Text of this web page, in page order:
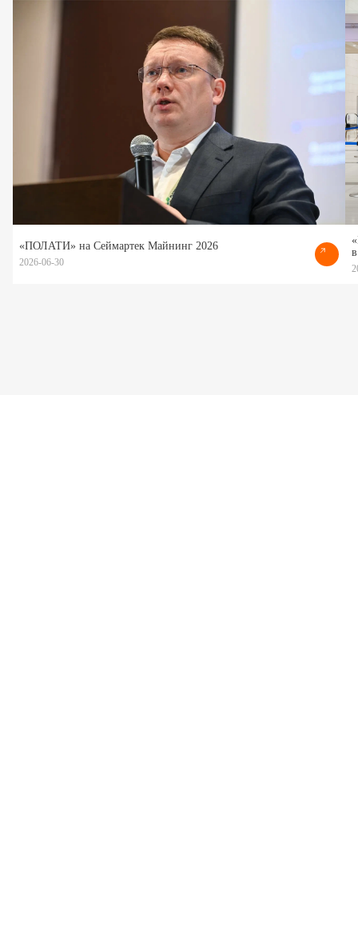
«ПОЛАТИ» на Сеймартек Майнинг 2026
2026-06-30